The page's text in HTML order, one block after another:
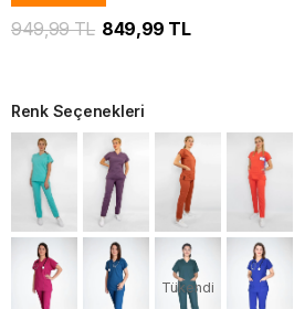
949,99 TL 849,99 TL
Renk Seçenekleri
Tükendi